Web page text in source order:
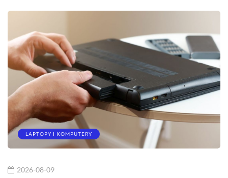
LAPTOPY I KOMPUTERY
2026-08-09